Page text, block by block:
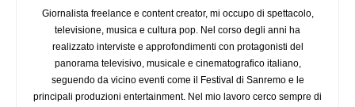
Giornalista freelance e content creator, mi occupo di spettacolo,
televisione, musica e cultura pop. Nel corso degli anni ha
realizzato interviste e approfondimenti con protagonisti del
panorama televisivo, musicale e cinematografico italiano,
seguendo da vicino eventi come il Festival di Sanremo e le
principali produzioni entertainment. Nel mio lavoro cerco sempre di